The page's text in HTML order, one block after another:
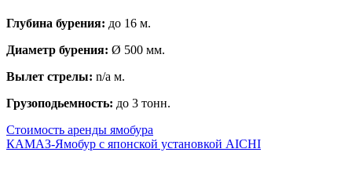
Глубина бурения: до 16 м.
Диаметр бурения: Ø 500 мм.
Вылет стрелы: n/a м.
Грузоподьемность: до 3 тонн.
Стоимость аренды ямобура
КАМАЗ-Ямобур с японской установкой AICHI